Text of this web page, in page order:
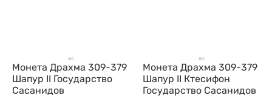
Монета Драхма 309-379
Шапур II Государство
Сасанидов
Монета Драхма 309-379
Шапур II Ктесифон
Государство Сасанидов